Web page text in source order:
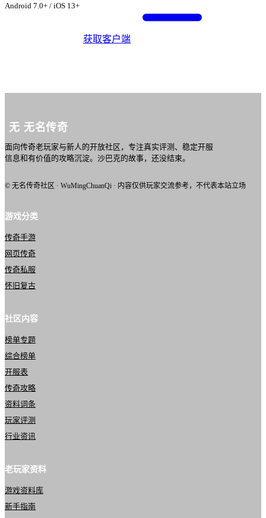
Android 7.0+ / iOS 13+
获取客户端
无 无名传奇
面向传奇老玩家与新人的开放社区，专注真实评测、稳定开服
信息和有价值的攻略沉淀。沙巴克的故事，还没结束。
© 无名传奇社区 · WuMingChuanQi · 内容仅供玩家交流参考，不代表本站立场
游戏分类
传奇手游
网页传奇
传奇私服
怀旧复古
社区内容
榜单专题
综合榜单
开服表
传奇攻略
资料词条
玩家评测
行业资讯
老玩家资料
游戏资料库
新手指南